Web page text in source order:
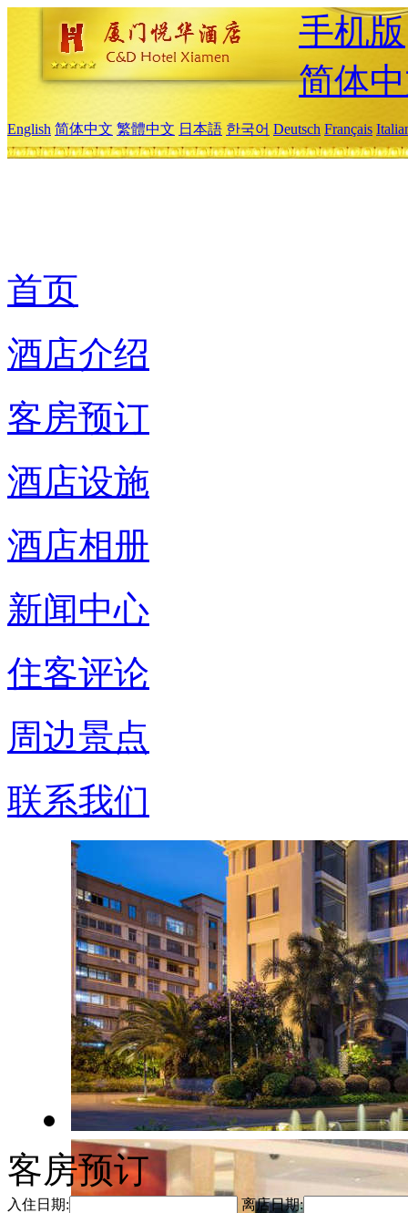
手机版
简体
English 简体中文 繁體中文 日本語 한국어 Deutsch Français
首页
酒店介绍
客房预订
酒店设施
酒店相册
新闻中心
住客评论
周边景点
联系我们
客房预订
入住日期: 离店日期: